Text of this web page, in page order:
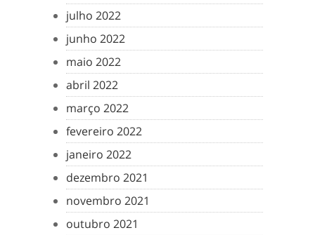
julho 2022
junho 2022
maio 2022
abril 2022
março 2022
fevereiro 2022
janeiro 2022
dezembro 2021
novembro 2021
outubro 2021